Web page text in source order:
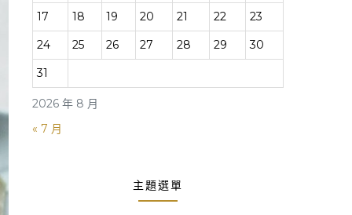
2026 年 8 月
17
18 19 20 21 22
23
24
25 26 27 28 29
30
31
« 7 月
主題選單